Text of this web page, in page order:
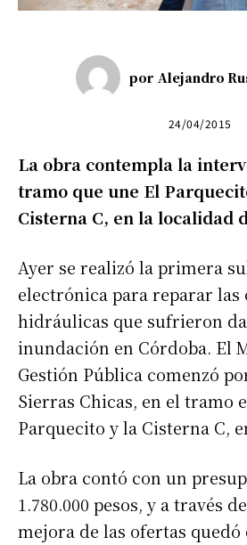
por Alejandro
24/04/2015
La obra contempla la
tramo que une El
Cisterna C, en la localidad
Ayer se realizó la primera
electrónica para reparar las
hidráulicas que sufrieron
inundación en Córdoba. El
Gestión Pública comenzó
Sierras Chicas, en el tramo
Parquecito y la Cisterna C,
La obra contó con un
1.780.000 pesos, y a través
mejora de las ofertas quedó